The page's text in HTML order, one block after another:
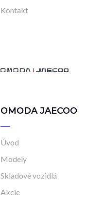
Kontakt
OMODA JAECOO
Úvod
Modely
Skladové vozidlá
Akcie